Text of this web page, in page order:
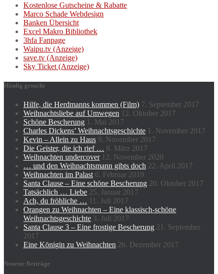
Kostenlose Gutscheine & Rabatte
Marco Schade Webdesign
Banken Übersicht
Excel Makro Bibliothek
3hfa Fanpage
Waipu.tv (Anzeige)
save.tv (Anzeige)
Sky Ticket (Anzeige)
Häufig gesucht
Hilfe, die Herdmanns kommen (Film) 7. September 2017
Weihnachtsliebe auf Umwegen 12. Oktober 2017
Schöne Bescherung 1. Mai 2017
Charles Dickens’ Weihnachtsgeschichte 1. November 2017
Kevin – Allein zu Haus 9. November 2017
Die Geister, die ich rief … 8. März 2017
Weihnachten undercover 12. November 2020
… und den Weihnachtsmann gibts doch 22. April 2017
Weihnachten im Palast 6. Februar 2019
Santa Clause – Eine schöne Bescherung 20. Oktober 2017
Tatsächlich … Liebe 25. Januar 2017
Ach, du fröhliche … 11. Juli 2017
Orangen zu Weihnachten – Eine klassisch-schöne
Weihnachtsgeschichte 3. Juli 2017
Santa Clause 3 – Eine frostige Bescherung 21. September
2017
Eine Königin zu Weihnachten 26. Dezember 2017
Neueste Beiträge